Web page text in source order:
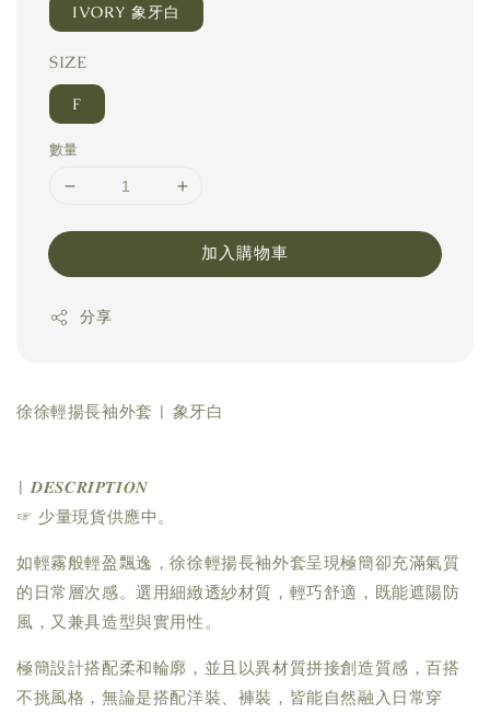
IVORY 象牙白
SIZE
F
數量
加入購物車
分享
徐徐輕揚長袖外套 | 象牙白
| 𝑫𝑬𝑺𝑪𝑹𝑰𝑷𝑻𝑰𝑶𝑵
☞ 少量現貨供應中。
如輕霧般輕盈飄逸，徐徐輕揚長袖外套呈現極簡卻充滿氣質
的日常層次感。選用細緻透紗材質，輕巧舒適，既能遮陽防
風，又兼具造型與實用性。
極簡設計搭配柔和輪廓，並且以異材質拼接創造質感，百搭
不挑風格，無論是搭配洋裝、褲裝，皆能自然融入日常穿